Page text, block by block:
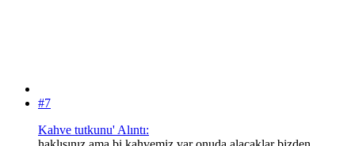
#7
Kahve tutkunu' Alıntı: